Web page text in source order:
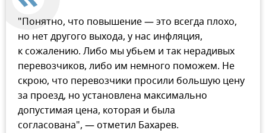
"Понятно, что повышение — это всегда плохо,
но нет другого выхода, у нас инфляция,
к сожалению. Либо мы убьем и так нерадивых
перевозчиков, либо им немного поможем. Не
скрою, что перевозчики просили большую цену
за проезд, но установлена максимально
допустимая цена, которая и была
согласована", — отметил Бахарев.